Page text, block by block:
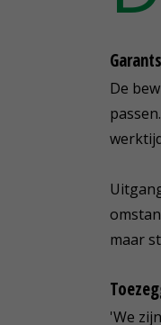
De
maar
'We